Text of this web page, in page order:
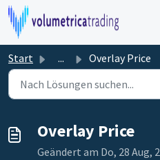
Zum hauptsächlichen Inhalt
Start ... Overlay Price
Overlay Price
Geändert am Do, 28 Aug,